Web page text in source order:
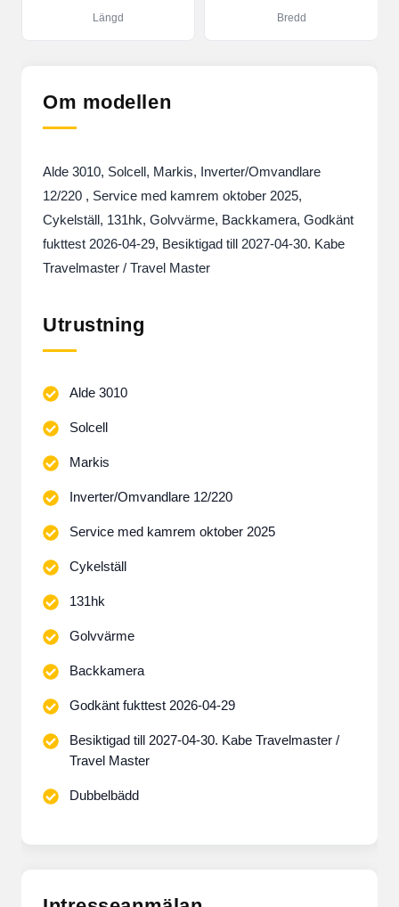
Längd Bredd
Om modellen
Alde 3010, Solcell, Markis, Inverter/Omvandlare
12/220 , Service med kamrem oktober 2025,
Cykelställ, 131hk, Golvvärme, Backkamera, Godkänt
fukttest 2026-04-29, Besiktigad till 2027-04-30. Kabe
Travelmaster / Travel Master
Utrustning
Alde 3010
Solcell
Markis
Inverter/Omvandlare 12/220
Service med kamrem oktober 2025
Cykelställ
131hk
Golvvärme
Backkamera
Godkänt fukttest 2026-04-29
Besiktigad till 2027-04-30. Kabe Travelmaster /
Travel Master
Dubbelbädd